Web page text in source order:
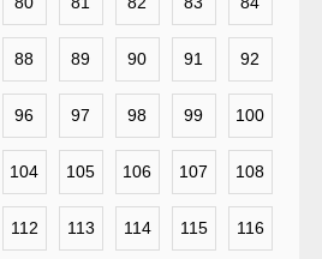
88 89 90 91 92
96 97 98 99 100
104 105 106 107 108
112 113 114 115 116